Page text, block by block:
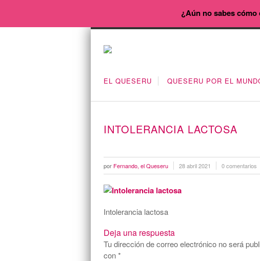
EL QUESERU QUESERU POR EL
INTOLERANCIA LACTOSA
por Fernando, el Queseru 28 abril 2021 0 comentarios
Intolerancia lactosa
Deja una respuesta
Tu dirección de correo electrónico no será
con*
¿Aún no sabes